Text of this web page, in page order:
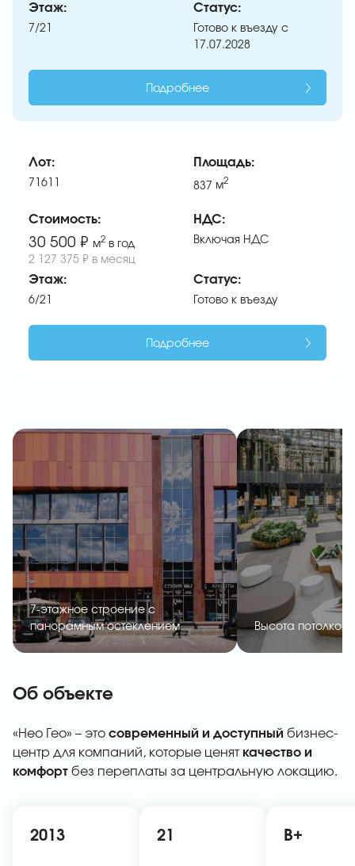
Этаж:
7/21
Статус:
Готово к въезду с
17.07.2028
Подробнее
Лот:
71611
Площадь:
837 м2
Стоимость:
30 500 ₽ м2 в год
2 127 375 ₽ в месяц
НДС:
Включая НДС
Этаж:
6/21
Статус:
Готово к въезду
Подробнее
7-этажное строение с
панорамным остеклением
Высота потолков
Об объекте
«Нео Гео» – это современный и доступный бизнес-
центр для компаний, которые ценят качество и
комфорт без переплаты за центральную локацию.
2013 21 B+